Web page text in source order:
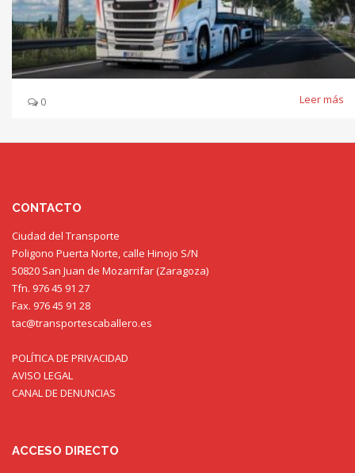
0 Leer más
CONTACTO
Ciudad del Transporte
Poligono Puerta Norte, calle Hinojo S/N
50820 San Juan de Mozarrifar (Zaragoza)
Tfn. 976 45 91 27
Fax. 976 45 91 28
tac@transportescaballero.es
POLÍTICA DE PRIVACIDAD
AVISO LEGAL
CANAL DE DENUNCIAS
ACCESO DIRECTO